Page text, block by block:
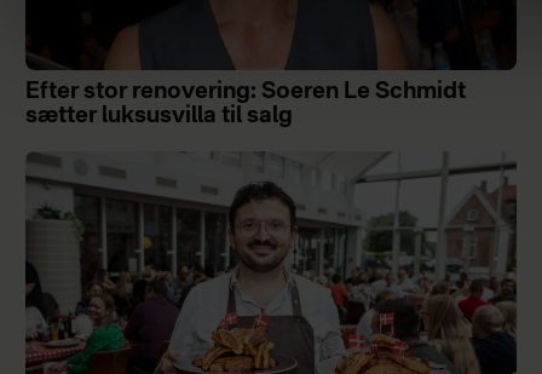
Efter stor renovering: Soeren Le Schmidt
sætter luksusvilla til salg